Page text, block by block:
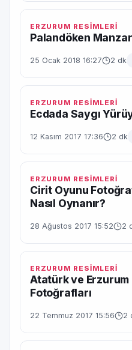
ERZURUM RESİMLERİ
Palandöken
25 Ocak 2018 16:27 2 dk
ERZURUM RESİMLERİ
Ecdada Saygı
12 Kasım 2017 17:36 2 dk
ERZURUM RESİMLERİ
Cirit Oyunu
Nasıl Oynanır?
28 Ağustos 2017 15:52 2
ERZURUM RESİMLERİ
Atatürk ve
Fotoğrafları
22 Temmuz 2017 15:56 2